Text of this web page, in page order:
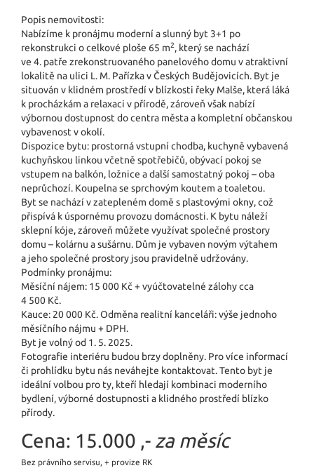
Popis nemovitosti:
Nabízíme k pronájmu moderní a slunný byt 3+1 po
rekonstrukci o celkové ploše 65 m2, který se nachází
ve 4. patře zrekonstruovaného panelového domu v atraktivní
lokalitě na ulici L. M. Pařízka v Českých Budějovicích. Byt je
situován v klidném prostředí v blízkosti řeky Malše, která láká
k procházkám a relaxaci v přírodě, zároveň však nabízí
výbornou dostupnost do centra města a kompletní občanskou
vybavenost v okolí.
Dispozice bytu: prostorná vstupní chodba, kuchyně vybavená
kuchyňskou linkou včetně spotřebičů, obývací pokoj se
vstupem na balkón, ložnice a další samostatný pokoj – oba
neprůchozí. Koupelna se sprchovým koutem a toaletou.
Byt se nachází v zatepleném domě s plastovými okny, což
přispívá k úspornému provozu domácnosti. K bytu náleží
sklepní kóje, zároveň můžete využívat společné prostory
domu – kolárnu a sušárnu. Dům je vybaven novým výtahem
a jeho společné prostory jsou pravidelně udržovány.
Podmínky pronájmu:
Měsíční nájem: 15 000 Kč + vyúčtovatelné zálohy cca
4 500 Kč.
Kauce: 20 000 Kč. Odměna realitní kanceláři: výše jednoho
měsíčního nájmu + DPH.
Byt je volný od 1. 5. 2025.
Fotografie interiéru budou brzy doplněny. Pro více informací
či prohlídku bytu nás neváhejte kontaktovat. Tento byt je
ideální volbou pro ty, kteří hledají kombinaci moderního
bydlení, výborné dostupnosti a klidného prostředí blízko
přírody.
Cena: 15.000 ,- za měsíc
Bez právního servisu, + provize RK